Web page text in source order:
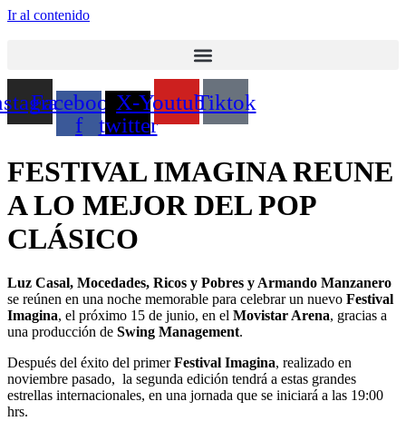
Ir al contenido
Facebook-
f
X-
twitter
YoutubeTiktok
FESTIVAL IMAGINA REUNE
A LO MEJOR DEL POP
CLÁSICO
Luz Casal, Mocedades, Ricos y Pobres y Armando Manzanero
se reúnen en una noche memorable para celebrar un nuevo Festival
Imagina, el próximo 15 de junio, en el Movistar Arena, gracias a
una producción de Swing Management.
Después del éxito del primerFestival Imagina, realizado en
noviembre pasado, la segunda edición tendrá a estas grandes
estrellas internacionales, en una jornada que se iniciará a las 19:00
hrs.